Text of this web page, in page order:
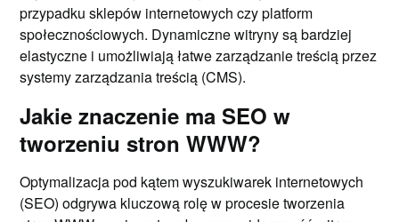
przypadku sklepów internetowych czy platform
społecznościowych. Dynamiczne witryny są bardziej
elastyczne i umożliwiają łatwe zarządzanie treścią przez
systemy zarządzania treścią (CMS).
Jakie znaczenie ma SEO w
tworzeniu stron WWW?
Optymalizacja pod kątem wyszukiwarek internetowych
(SEO) odgrywa kluczową rolę w procesie tworzenia